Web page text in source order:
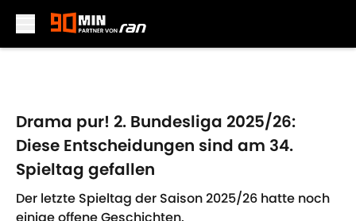
Drama pur! 2. Bundesliga 2025/26:
Diese Entscheidungen sind am 34.
Spieltag gefallen
Der letzte Spieltag der Saison 2025/26 hatte noch